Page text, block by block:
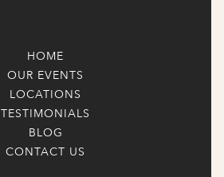
HOME
OUR EVENTS
LOCATIONS
TESTIMONIALS
BLOG
CONTACT US